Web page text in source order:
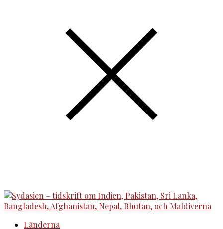
Länderna